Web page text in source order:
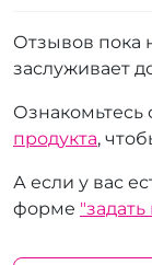
Отзывов пока
заслуживает
Ознакомьтесь
продукта,
А если у вас
форме